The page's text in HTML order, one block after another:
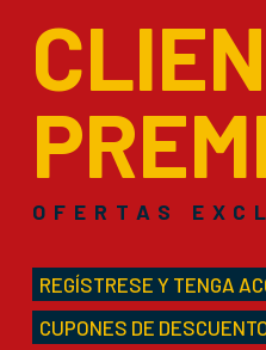
OFERTAS
REGÍSTRESE Y TENGA
CUPONES DE